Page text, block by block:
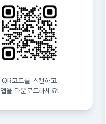
QR코드를 스캔하고
앱을 다운로드하세요!